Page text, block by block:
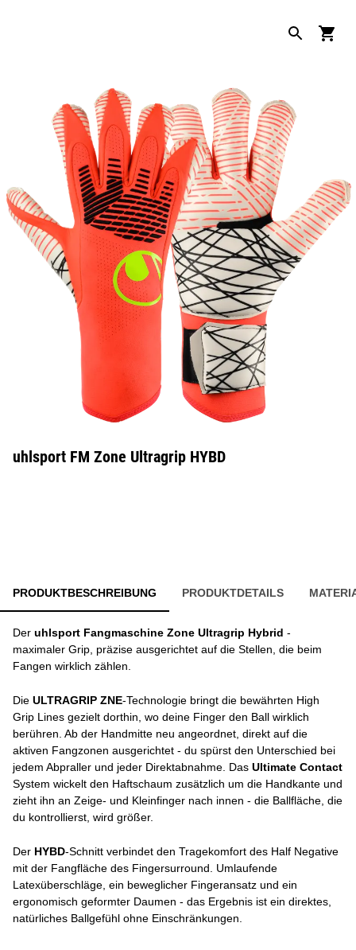
uhlsport FM Zone Ultragrip HYBD
PRODUKTBESCHREIBUNG PRODUKTDETAILS
Der uhlsport Fangmaschine Zone Ultragrip Hybrid -
maximaler Grip, präzise ausgerichtet auf die Stellen, die beim
Fangen wirklich zählen.
Die ULTRAGRIP ZNE-Technologie bringt die bewährten High
Grip Lines gezielt dorthin, wo deine Finger den Ball wirklich
berühren. Ab der Handmitte neu angeordnet, direkt auf die
aktiven Fangzonen ausgerichtet - du spürst den Unterschied bei
jedem Abpraller und jeder Direktabnahme. Das Ultimate Contact
System wickelt den Haftschaum zusätzlich um die Handkante und
zieht ihn an Zeige- und Kleinfinger nach innen - die Ballfläche, die
du kontrollierst, wird größer.
Der HYBD-Schnitt verbindet den Tragekomfort des Half Negative
mit der Fangfläche des Fingersurround. Umlaufende
Latexüberschläge, ein beweglicher Fingeransatz und ein
ergonomisch geformter Daumen - das Ergebnis ist ein direktes,
natürliches Ballgefühl ohne Einschränkungen.